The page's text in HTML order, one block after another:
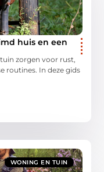
huis en een
zorgen voor rust,
routines. In deze gids
WONING EN TUIN